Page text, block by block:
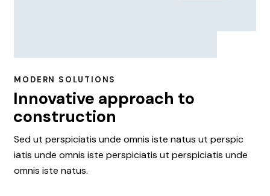
MODERN SOLUTIONS
Innovative approach to
construction
Sed ut perspiciatis unde omnis iste natus ut perspic
iatis unde omnis iste perspiciatis ut perspiciatis unde
omnis iste natus.